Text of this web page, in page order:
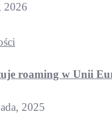
2026
roaming w Unii
2025